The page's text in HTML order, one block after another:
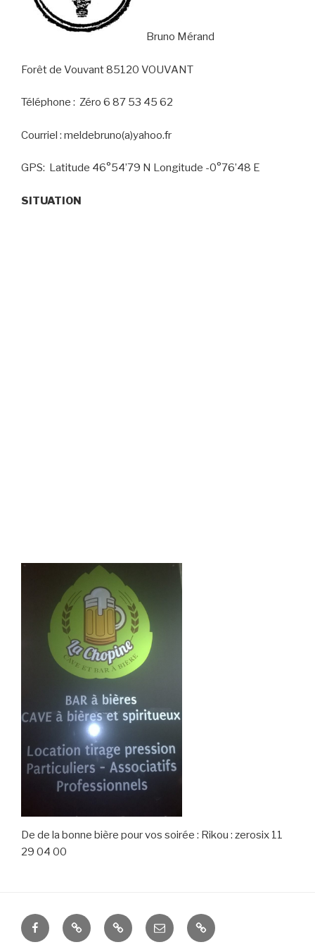
Bruno Mérand
Forêt de Vouvant 85120 VOUVANT
Téléphone : Zéro 6 87 53 45 62
Courriel : meldebruno(a)yahoo.fr
GPS: Latitude 46°54’79 N Longitude -0°76’48 E
SITUATION
De de la bonne bière pour vos soirée : Rikou : zerosix 11
29 04 00
FacebookTwitter Instagram
E-
mail
logo
barre